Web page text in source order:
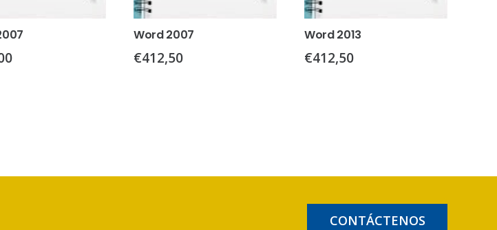
Word 2007
€412,50
Word 2013
€412,50
CONTÁCTENOS